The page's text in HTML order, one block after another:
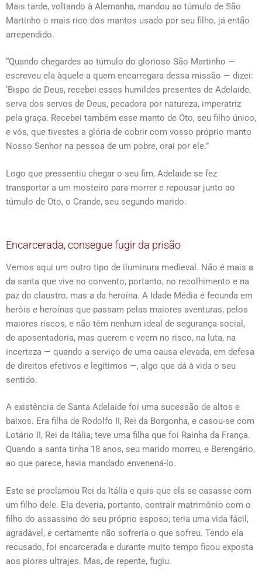
Mais tarde, voltando à Alemanha, mandou ao túmulo de São
Martinho o mais rico dos mantos usado por seu filho, já então
arrependido.
“Quando chegardes ao túmulo do glorioso São Martinho —
escreveu ela àquele a quem encarregara dessa missão — dizei:
‘Bispo de Deus, recebei esses humildes presentes de Adelaide,
serva dos servos de Deus, pecadora por natureza, imperatriz
pela graça. Recebei também esse manto de Oto, seu filho único,
e vós, que tivestes a glória de cobrir com vosso próprio manto
Nosso Senhor na pessoa de um pobre, orai por ele.”
Logo que pressentiu chegar o seu fim, Adelaide se fez
transportar a um mosteiro para morrer e repousar junto ao
túmulo de Oto, o Grande, seu segundo marido.
Encarcerada, consegue fugir da prisão
Vemos aqui um outro tipo de iluminura medieval. Não é mais a
da santa que vive no convento, portanto, no recolhimento e na
paz do claustro, mas a da heroína. A Idade Média é fecunda em
heróis e heroínas que passam pelas maiores aventuras, pelos
maiores riscos, e não têm nenhum ideal de segurança social,
de aposentadoria, mas querem e veem no risco, na luta, na
incerteza — quando a serviço de uma causa elevada, em defesa
de direitos efetivos e legítimos —, algo que dá à vida o seu
sentido.
A existência de Santa Adelaide foi uma sucessão de altos e
baixos. Era filha de Rodolfo II, Rei da Borgonha, e casou-se com
Lotário II, Rei da Itália; teve uma filha que foi Rainha da França.
Quando a santa tinha 18 anos, seu marido morreu, e Berengário,
ao que parece, havia mandado envenená-lo.
Este se proclamou Rei da Itália e quis que ela se casasse com
um filho dele. Ela deveria, portanto, contrair matrimônio com o
filho do assassino do seu próprio esposo; teria uma vida fácil,
agradável, e certamente não sofreria o que sofreu. Tendo ela
recusado, foi encarcerada e durante muito tempo ficou exposta
aos piores ultrajes. Mas, de repente, fugiu.